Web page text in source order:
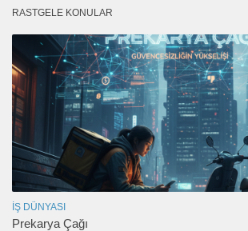
RASTGELE KONULAR
İŞ DÜNYASI
Prekarya Çağı